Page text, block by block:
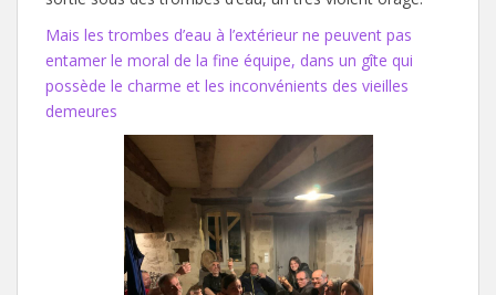
Mais les trombes d’eau à l’extérieur ne peuvent pas
entamer le moral de la fine équipe, dans un gîte qui
possède le charme et les inconvénients des vieilles
demeures